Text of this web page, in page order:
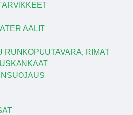
RUNKOPUUTAVARA, RIMAT